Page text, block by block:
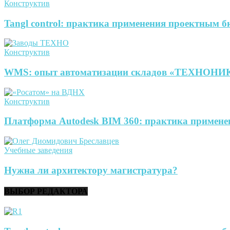
Конструктив
Tangl control: практика применения проектным
Конструктив
WMS: опыт автоматизации складов
Конструктив
Платформа Autodesk BIM 360: практика
Учебные заведения
Нужна ли архитектору магистратура?
ВЫБОР РЕДАКТОРА